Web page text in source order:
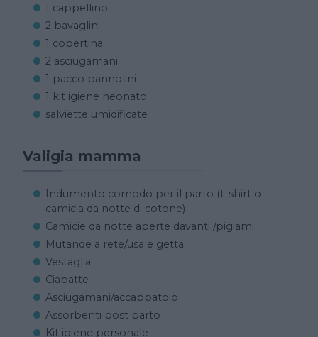
1 cappellino
2 bavaglini
1 copertina
2 asciugamani
1 pacco pannolini
1 kit igiene neonato
salviette umidificate
Valigia mamma
Indumento comodo per il parto (t-shirt o
camicia da notte di cotone)
Camicie da notte aperte davanti /pigiami
Mutande a rete/usa e getta
Vestaglia
Ciabatte
Asciugamani/accappatoio
Assorbenti post parto
Kit igiene personale